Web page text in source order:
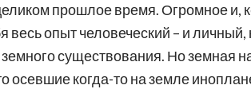
прошлое время. Огромное и,
опыт человеческий – и личный,
существования. Но земная
осевшие когда-то на земле